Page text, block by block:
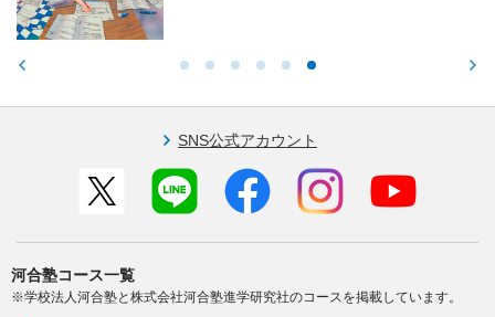
SNS公式アカウント
河合塾コース一覧
※学校法人河合塾と株式会社河合塾進学研究社のコースを掲載しています。